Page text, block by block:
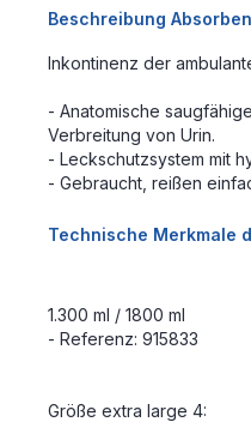
Beschreibung
Inkontinenz der
- Anatomische
Verbreitung von Urin.
- Leckschutzsystem mit
- Gebraucht, reißen
Technische Merkmale
1.300 ml / 1800 ml
- Referenz: 915833
Größe extra large 4: